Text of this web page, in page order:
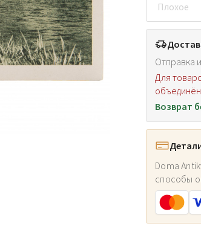
Плохое
Отправка
Для
Возврат
Doma
способы